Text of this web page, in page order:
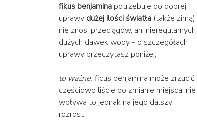
fikus benjamina potrzebuje do dobrej
uprawy dużej ilości światła (także zimą),
nie znosi przeciągów, ani nieregularnych
dużych dawek wody - o szczegółach
uprawy przeczytasz poniżej;
to ważne:ficus benjamina może zrzucić
częściowo liście po zmianie miejsca, nie
wpływa to jednak na jego dalszy
rozrost